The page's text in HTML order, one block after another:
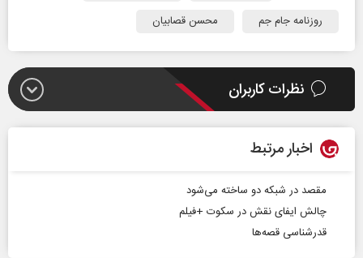
روزنامه جام جم
محسن قصابیان
نظرات کاربران
اخبار مرتبط
مقصد در شبکه دو ساخته می‌شود
چالش ایفای نقش در سکوت +فیلم
قدرشناسی قصه‌ها